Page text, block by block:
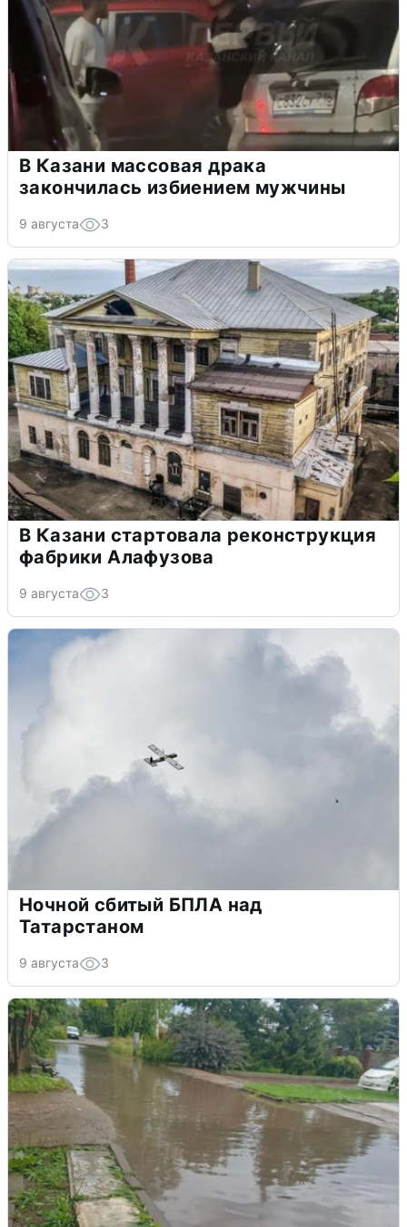
В Казани массовая драка
закончилась избиением мужчины
9 августа 3
В Казани стартовала реконструкция
фабрики Алафузова
9 августа 3
Ночной сбитый БПЛА над
Татарстаном
9 августа 3